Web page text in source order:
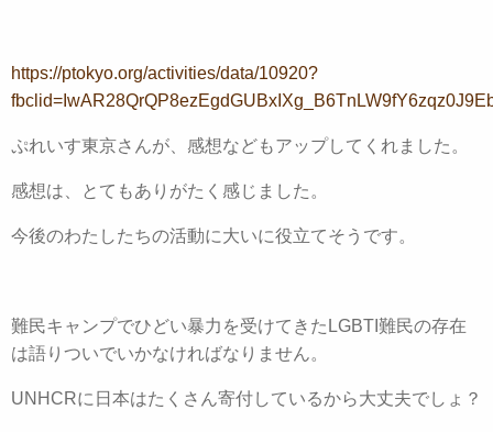
https://ptokyo.org/activities/data/10920?
ぷれいす東京さんが、感想などもアップしてくれました。
感想は、とてもありがたく感じました。
今後のわたしたちの活動に大いに役立てそうです。
難民キャンプでひどい暴力を受けてきたLGBTI難民の存在
は語りついでいかなければなりません。
UNHCRに日本はたくさん寄付しているから大丈夫でしょ？